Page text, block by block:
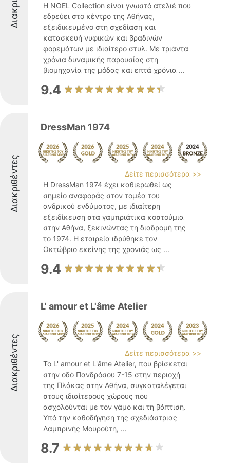
Η NOEL Collection είναι γνωστό ατελιέ που
εδρεύει στο κέντρο της Αθήνας,
εξειδικευμένο στη σχεδίαση και
κατασκευή νυφικών και βραδινών
φορεμάτων με ιδιαίτερο στυλ. Με τριάντα
χρόνια δυναμικής παρουσίας στη
βιομηχανία της μόδας και επτά χρόνια ...
9.4
Διακριθέντες
DressMan 1974
Δείτε περισσότερα >>
Η DressMan 1974 έχει καθιερωθεί ως
σημείο αναφοράς στον τομέα του
ανδρικού ενδύματος, με ιδιαίτερη
εξειδίκευση στα γαμπριάτικα κοστούμια
στην Αθήνα, ξεκινώντας τη διαδρομή της
το 1974. Η εταιρεία ιδρύθηκε τον
Οκτώβριο εκείνης της χρονιάς ως ...
9.4
Διακριθέντες
L' amour et L'âme Atelier
Δείτε περισσότερα >>
Το L' amour et L'âme Atelier, που βρίσκεται
στην οδό Πανδρόσου 7-15 στην περιοχή
της Πλάκας στην Αθήνα, συγκαταλέγεται
στους ιδιαίτερους χώρους που
ασχολούνται με τον γάμο και τη βάπτιση.
Υπό την καθοδήγηση της σχεδιάστριας
Λαμπρινής Μουρούτη, ...
8.7